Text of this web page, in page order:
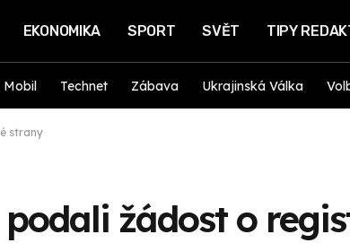
EKONOMIKA SPORT SVĚT TIPY
Mobil Technet Zábava Ukrajinská Válka
strany
žádost o